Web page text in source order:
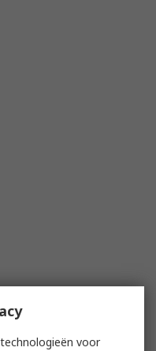
voor